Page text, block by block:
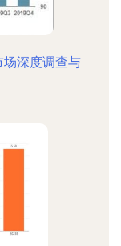
深度调查与